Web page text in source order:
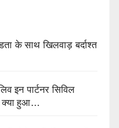
के साथ खिलवाड़ बर्दाश्त
इन पार्टनर सिविल
क्या हुआ…